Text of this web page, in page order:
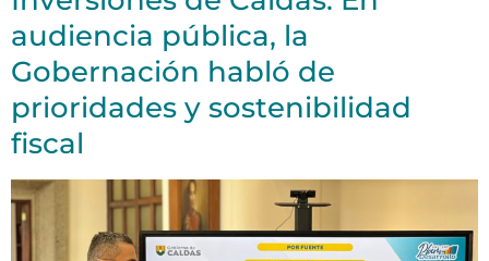
audiencia pública, la
Gobernación habló de
prioridades y sostenibilidad
fiscal